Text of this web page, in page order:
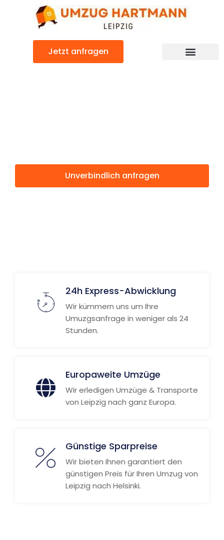
Jetzt anfragen
Unverbindlich anfragen
24h Express-Abwicklung
Wir kümmern uns um Ihre
Umuzgsanfrage in weniger als 24
Stunden.
Europaweite Umzüge
Wir erledigen Umzüge & Transporte
von Leipzig nach ganz Europa.
Günstige Sparpreise
Wir bieten Ihnen garantiert den
günstigen Preis für Ihren Umzug von
Leipzig nach Helsinki.